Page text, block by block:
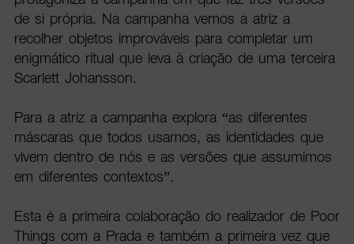
de si própria. Na campanha vemos a atriz a
recolher objetos improváveis para completar um
enigmático ritual que leva à criação de uma terceira
Scarlett Johansson.
Para a atriz a campanha explora “as diferentes
máscaras que todos usamos, as identidades que
vivem dentro de nós e as versões que assumimos
em diferentes contextos”.
Esta é a primeira colaboração do realizador de Poor
Things com a Prada e também a primeira vez que